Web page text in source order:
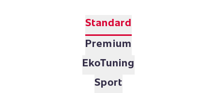
Standard
Premium
EkoTuning
Sport